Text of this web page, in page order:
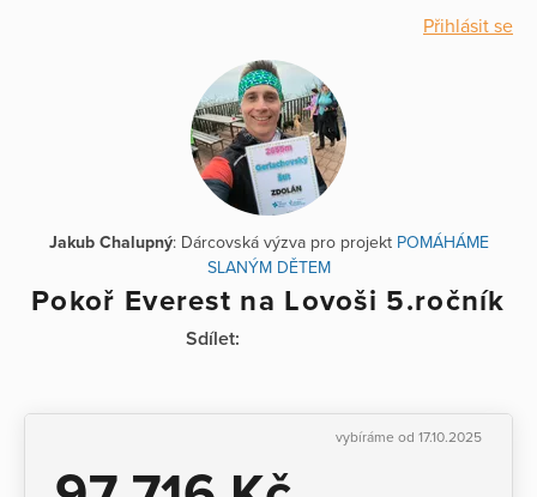
Přihlásit se
Jakub Chalupný: Dárcovská výzva pro projekt POMÁHÁME
SLANÝM DĚTEM
Pokoř Everest na Lovoši 5.ročník
Sdílet:
vybíráme od 17.10.2025